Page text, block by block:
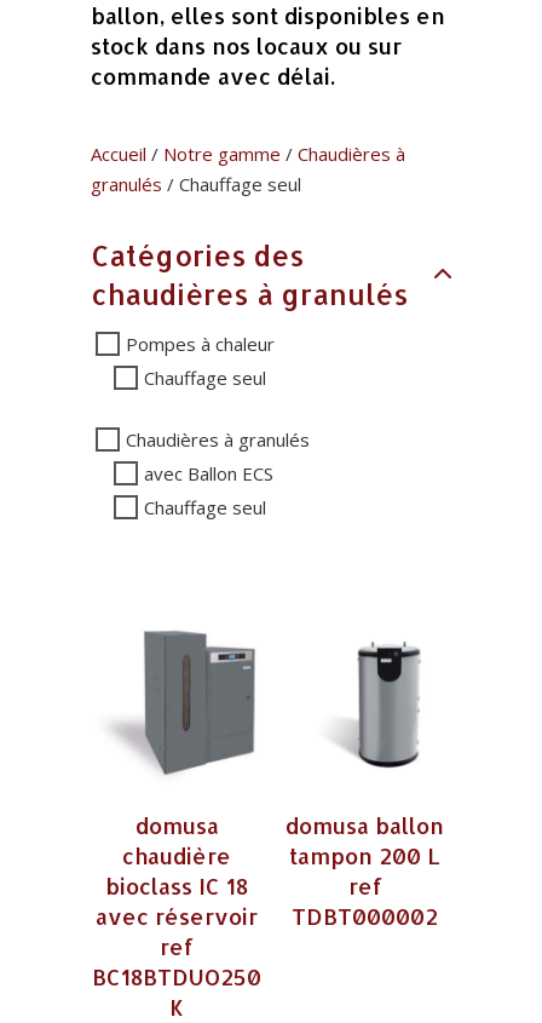
ballon, elles sont disponibles en
stock dans nos locaux ou sur
commande avec délai.
Accueil / Notre gamme / Chaudières à
granulés / Chauffage seul
Catégories des
chaudières à granulés
Pompes à chaleur
Chauffage seul
Chaudières à granulés
avec Ballon ECS
Chauffage seul
domusa
chaudière
bioclass IC 18
avec réservoir
ref
BC18BTDUO250
K
domusa ballon
tampon 200 L
ref
TDBT000002